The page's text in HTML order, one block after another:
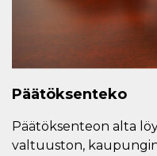
Päätöksenteko
Päätöksenteon alta
valtuuston,